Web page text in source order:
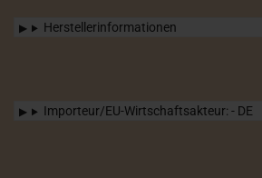
Herstellerinformationen
Importeur/EU-Wirtschaftsakteur: - DE